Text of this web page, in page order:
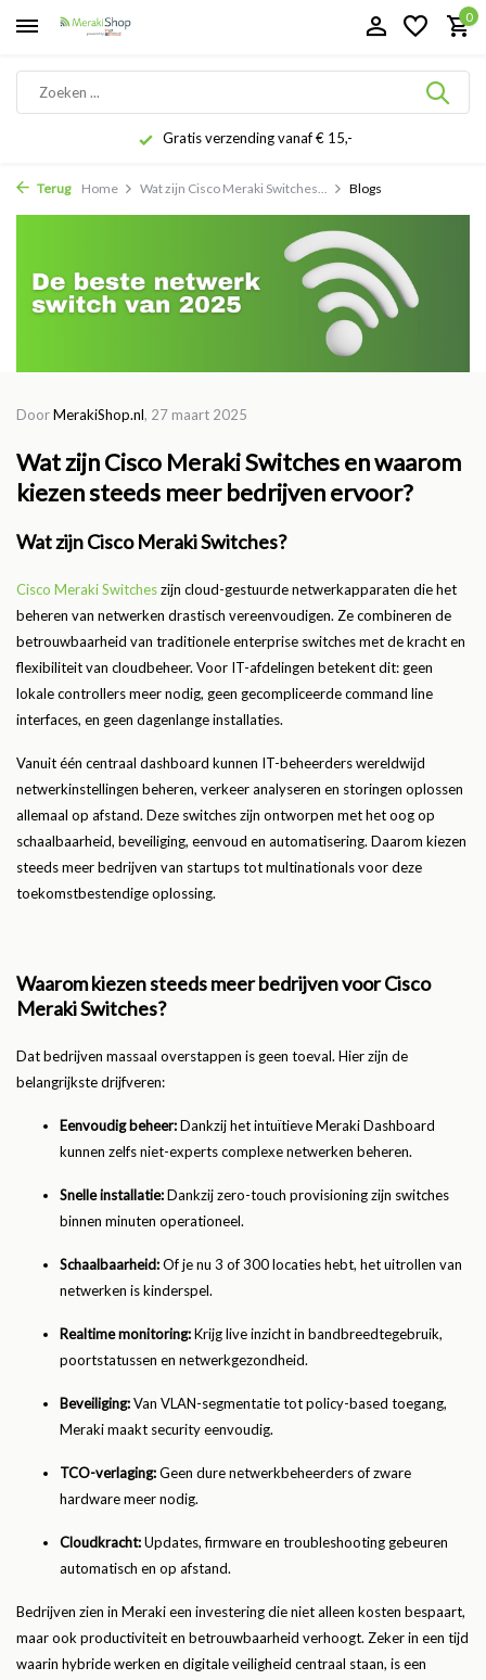
0
Gratis verzending vanaf € 15,-
Terug Home Wat zijn Cisco Meraki Switches... Blogs
DoorMerakiShop.nl, 27 maart 2025
Wat zijn Cisco Meraki Switches en waarom
kiezen steeds meer bedrijven ervoor?
Wat zijn Cisco Meraki Switches?
Cisco Meraki Switcheszijn cloud-gestuurde netwerkapparaten die het
beheren van netwerken drastisch vereenvoudigen. Ze combineren de
betrouwbaarheid van traditionele enterprise switches met de kracht en
flexibiliteit van cloudbeheer. Voor IT-afdelingen betekent dit: geen
lokale controllers meer nodig, geen gecompliceerde command line
interfaces, en geen dagenlange installaties.
Vanuit één centraal dashboard kunnen IT-beheerders wereldwijd
netwerkinstellingen beheren, verkeer analyseren en storingen oplossen
allemaal op afstand. Deze switches zijn ontworpen met het oog op
schaalbaarheid, beveiliging, eenvoud en automatisering. Daarom kiezen
steeds meer bedrijven van startups tot multinationals voor deze
toekomstbestendige oplossing.
Waarom kiezen steeds meer bedrijven voor Cisco
Meraki Switches?
Dat bedrijven massaal overstappen is geen toeval. Hier zijn de
belangrijkste drijfveren:
Eenvoudig beheer:Dankzij het intuïtieve Meraki Dashboard
kunnen zelfs niet-experts complexe netwerken beheren.
Snelle installatie:Dankzij zero-touch provisioning zijn switches
binnen minuten operationeel.
Schaalbaarheid:Of je nu 3 of 300 locaties hebt, het uitrollen van
netwerken is kinderspel.
Realtime monitoring:Krijg live inzicht in bandbreedtegebruik,
poortstatussen en netwerkgezondheid.
Beveiliging:Van VLAN-segmentatie tot policy-based toegang,
Meraki maakt security eenvoudig.
TCO-verlaging:Geen dure netwerkbeheerders of zware
hardware meer nodig.
Cloudkracht:Updates, firmware en troubleshooting gebeuren
automatisch en op afstand.
Bedrijven zien in Meraki een investering die niet alleen kosten bespaart,
maar ook productiviteit en betrouwbaarheid verhoogt. Zeker in een tijd
waarin hybride werken en digitale veiligheid centraal staan, is een